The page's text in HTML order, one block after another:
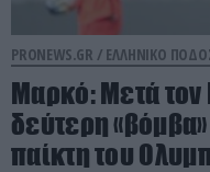
PRONEWS.GR / ΕΛΛΗΝΙΚΟ
Μαρκό: Μετά τον
δεύτερη
παίκτη του